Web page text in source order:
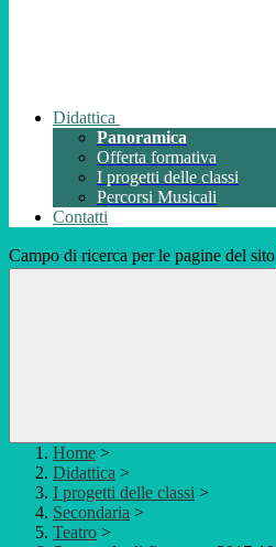
Didattica
Panoramica
Offerta formativa
I progetti delle classi
Percorsi Musicali
Contatti
Campo di ricerca per le pagine del sito
Home >
Didattica >
I progetti delle classi >
Secondaria >
Teatro >